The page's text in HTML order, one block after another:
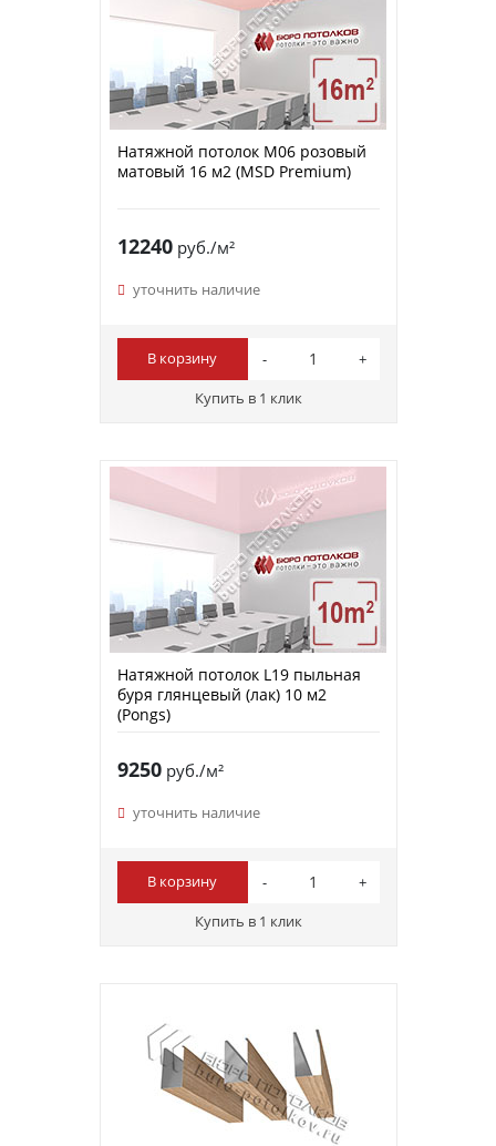
Натяжной потолок M06 розовый
матовый 16 м2 (MSD Premium)
12240руб./м²
уточнить наличие
В корзину
Купить в 1 клик
Натяжной потолок L19 пыльная
буря глянцевый (лак) 10 м2
(Pongs)
9250руб./м²
уточнить наличие
В корзину
Купить в 1 клик